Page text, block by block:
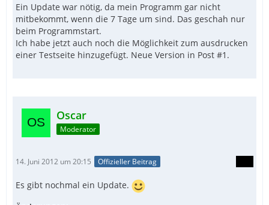
Ein Update war nötig, da mein Programm gar nicht
mitbekommt, wenn die 7 Tage um sind. Das geschah nur
beim Programmstart.
Ich habe jetzt auch noch die Möglichkeit zum ausdrucken
einer Testseite hinzugefügt. Neue Version in Post #1.
Oscar
Moderator
14. Juni 2012 um 20:15 Offizieller Beitrag
Es gibt nochmal ein Update.